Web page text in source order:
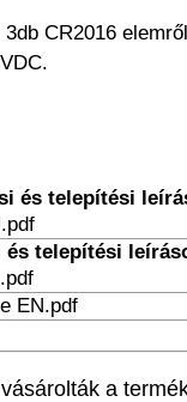
CR2016
és telepítési
telepítési
EN.pdf
a